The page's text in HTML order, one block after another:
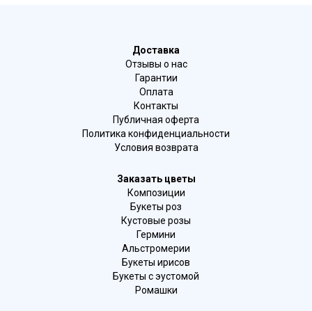
Доставка
Отзывы о нас
Гарантии
Оплата
Контакты
Публичная оферта
Политика конфиденциальности
Условия возврата
Заказать цветы
Композиции
Букеты роз
Кустовые розы
Гермини
Альстромерии
Букеты ирисов
Букеты с эустомой
Ромашки